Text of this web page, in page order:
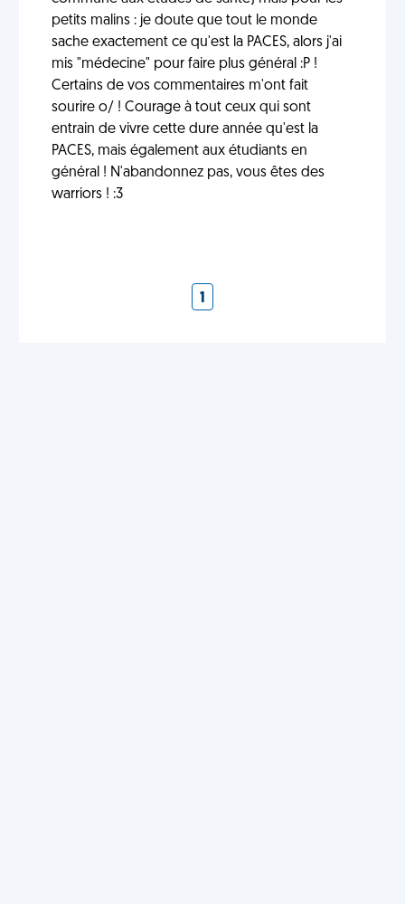
petits malins : je doute que tout le monde
sache exactement ce qu'est la PACES, alors j'ai
mis "médecine" pour faire plus général :P !
Certains de vos commentaires m'ont fait
sourire o/ ! Courage à tout ceux qui sont
entrain de vivre cette dure année qu'est la
PACES, mais également aux étudiants en
général ! N'abandonnez pas, vous êtes des
warriors ! :3
1